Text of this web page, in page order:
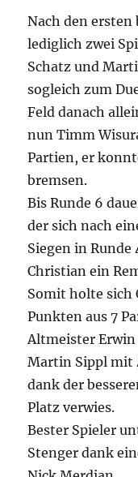
Nach den ersten
lediglich zwei
Schatz und
sogleich zum
Feld danach
nun Timm
Partien, er
bremsen.
Bis Runde 6
der sich nach
Siegen in
Christian ein
Somit holte sich
Punkten aus 7
Altmeister
Martin Sippl mit
dank der
Platz verwies.
Bester Spieler
Stenger dank